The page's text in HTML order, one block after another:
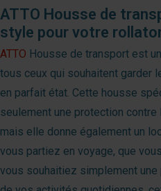
ATTO Housse de
style pour votre
ATTO Housse de transport est
tous ceux qui souhaitent garder
en parfait état. Cette housse
seulement une protection
mais elle donne également un
vous partiez en voyage, que
vous souhaitiez simplement